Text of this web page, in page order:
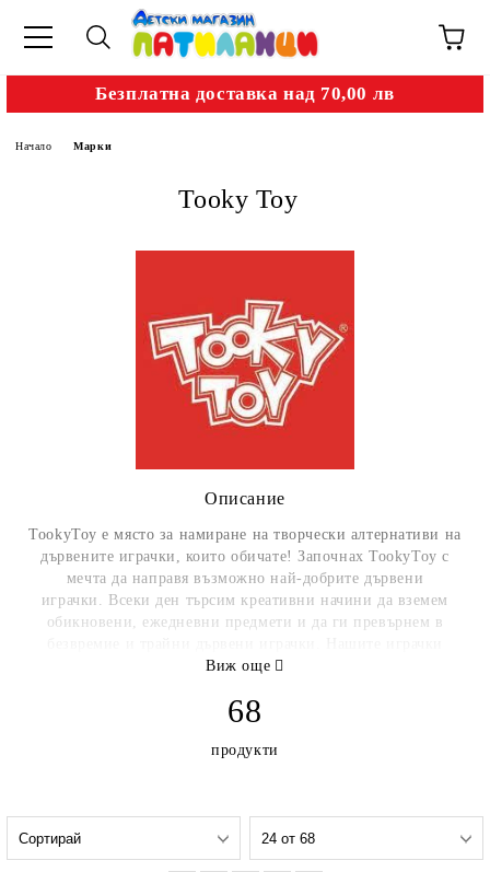
Безплатна доставка над 70,00 лв
Начало Марки
Tooky Toy
Описание
TookyToy е място за намиране на творчески алтернативи на
дървените играчки, които обичате! Започнах TookyToy с
мечта да направя възможно най-добрите дървени
играчки. Всеки ден търсим креативни начини да вземем
обикновени, ежедневни предмети и да ги превърнем в
растат заедно с вашето дете, насърчават въображението,
двигателни умения. Всички наши играчки са екологично
строгите международни стандарти за безопасност на
Виж още
68
продукти